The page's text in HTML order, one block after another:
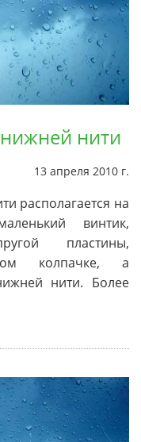
нити
13 апреля 2010 г.
располагается на
винтик,
пластины,
колпачке, а
нити. Более